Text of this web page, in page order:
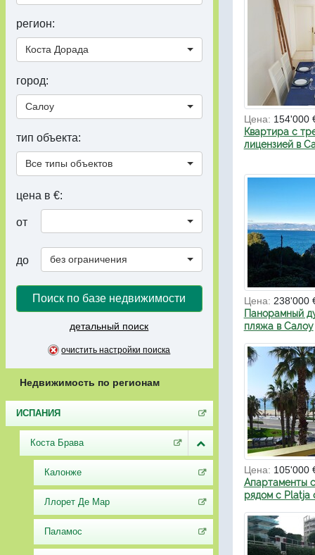
регион:
Коста Дорада
город:
Салоу
тип объекта:
Все типы объектов
цена в €:
от
до без ограничения
Поиск по базе недвижимости
детальный поиск
очистить настройки поиска
Недвижимость по регионам
ИСПАНИЯ
Коста Брава
Калонже
Ллорет Де Мар
Паламос
Цена: 154'000
Квартира с
лицензией в
Цена: 238'000
Панорамный
пляжа в Салоу
Цена: 105'000
Апартаменты
рядом с Platja